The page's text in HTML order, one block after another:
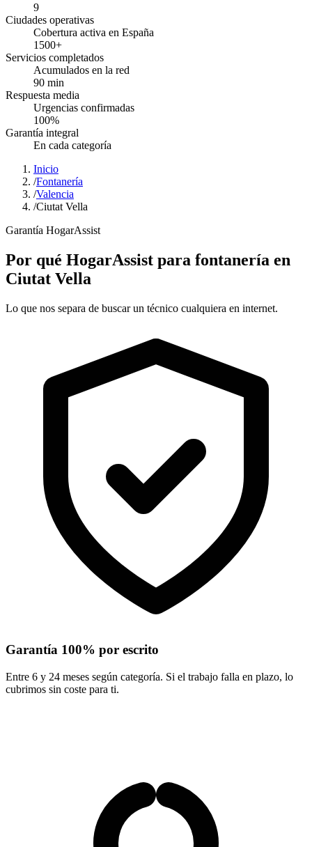
9
Ciudades operativas
Cobertura activa en España
1500+
Servicios completados
Acumulados en la red
90 min
Respuesta media
Urgencias confirmadas
100%
Garantía integral
En cada categoría
Inicio
/Fontanería
/Valencia
/Ciutat Vella
Garantía HogarAssist
Por qué HogarAssist para fontanería en
Ciutat Vella
Lo que nos separa de buscar un técnico cualquiera en internet.
Garantía 100% por escrito
Entre 6 y 24 meses según categoría. Si el trabajo falla en plazo, lo
cubrimos sin coste para ti.